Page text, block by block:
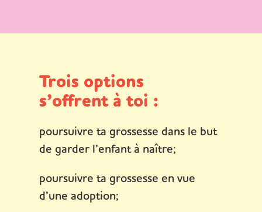
Trois options
s’offrent à toi :
poursuivre ta grossesse dans le but
de garder l’enfant à naître;
poursuivre ta grossesse en vue
d’une adoption;